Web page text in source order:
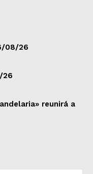
08/26
26
reunirá a